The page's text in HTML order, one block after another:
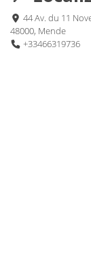
44 Av. du 11
48000, Mende
+33466319736